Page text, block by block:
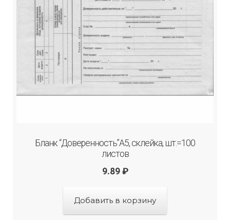
Бланк “Доверенность”А5, склейка, шт.=100
листов
9.89 ₽
Добавить в корзину